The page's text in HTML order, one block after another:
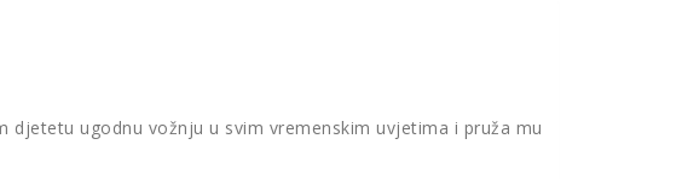
djetetu ugodnu vožnju u svim vremenskim uvjetima i pruža mu